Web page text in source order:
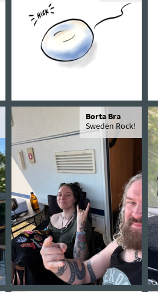
Borta Bra
Sweden Rock!